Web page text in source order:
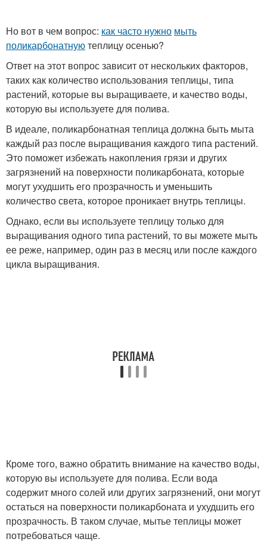
Но вот в чем вопрос: как часто нужно мыть
поликарбонатнуютеплицу осенью?
Ответ на этот вопрос зависит от нескольких факторов,
таких как количество использования теплицы, типа
растений, которые вы выращиваете, и качество воды,
которую вы используете для полива.
В идеале, поликарбонатная теплица должна быть мыта
каждый раз после выращивания каждого типа растений.
Это поможет избежать накопления грязи и других
загрязнений на поверхности поликарбоната, которые
могут ухудшить его прозрачность и уменьшить
количество света, которое проникает внутрь теплицы.
Однако, если вы используете теплицу только для
выращивания одного типа растений, то вы можете мыть
ее реже, например, один раз в месяц или после каждого
цикла выращивания.
Кроме того, важно обратить внимание на качество воды,
которую вы используете для полива. Если вода
содержит много солей или других загрязнений, они могут
остаться на поверхности поликарбоната и ухудшить его
прозрачность. В таком случае, мытье теплицы может
потребоваться чаще.